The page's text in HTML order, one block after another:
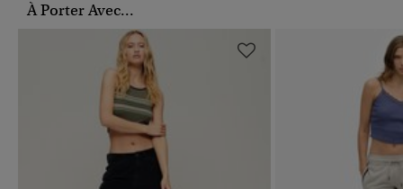
À Porter Avec...